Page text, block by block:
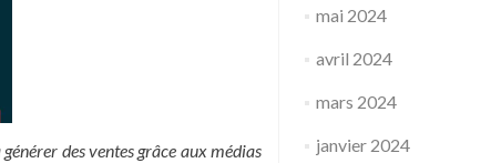
des ventes grâce aux médias
mai 2024
avril 2024
mars 2024
janvier 2024